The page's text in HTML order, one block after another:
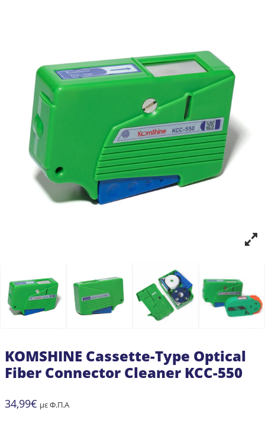
KOMSHINE Cassette-Type Optical
Fiber Connector Cleaner KCC-550
34,99€ με Φ.Π.Α